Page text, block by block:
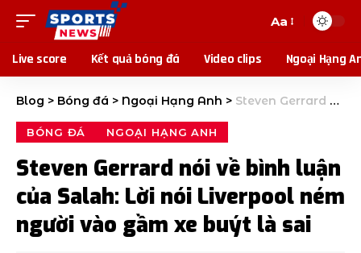
Aa
Live score Kết quả bóng đá Video clips Ngoại Hạng
Blog > Bóng đá > Ngoại Hạng Anh > Steven Gerrard nói về bình luận của Salah: Lời nói Liverpool ném người vào gầm xe buýt là sai
BÓNG ĐÁ NGOẠI HẠNG ANH
Steven Gerrard nói về bình luận
của Salah: Lời nói Liverpool ném
người vào gầm xe buýt là sai